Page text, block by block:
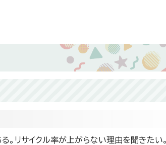
。リサイクル率が上がらない理由を聞きたい